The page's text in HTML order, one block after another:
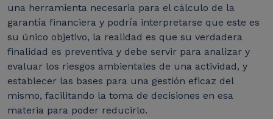
una herramienta necesaria para el cálculo de la
garantía financiera y podría interpretarse que este es
su único objetivo, la realidad es que su verdadera
finalidad es preventiva y debe servir para analizar y
evaluar los riesgos ambientales de una actividad, y
establecer las bases para una gestión eficaz del
mismo, facilitando la toma de decisiones en esa
materia para poder reducirlo.